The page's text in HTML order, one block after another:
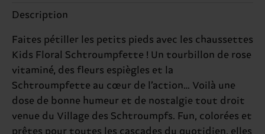
Description
Faites pétiller les petits pieds avec les chaussettes
Kids Floral Schtroumpfette ! Un tourbillon de rose
vitaminé, des fleurs espiègles et la
Schtroumpfette au cœur de l’action… Voilà une
dose de bonne humeur et de nostalgie tout droit
venue du Village des Schtroumpfs. Fun, colorées et
prêtes pour toutes les cascades du quotidien, elles